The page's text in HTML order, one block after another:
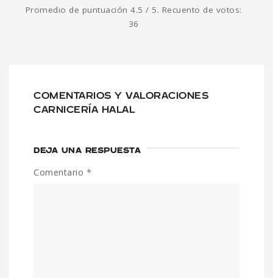
Promedio de puntuación 4.5 / 5. Recuento de votos:
36
COMENTARIOS Y VALORACIONES
CARNICERÍA HALAL
DEJA UNA RESPUESTA
Comentario *